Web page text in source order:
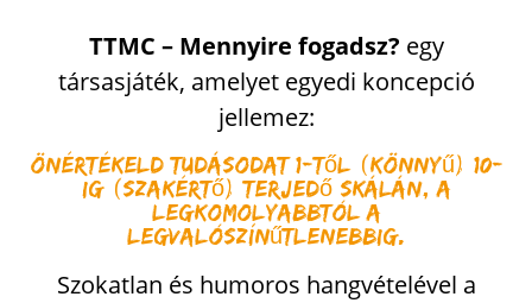
TTMC – Mennyire fogadsz? egy
társasjáték, amelyet egyedi koncepció
jellemez:
Önértékeld tudásodat 1-től (könnyű) 10-
ig (szakértő) terjedő skálán, a
legkomolyabbtól a
legvalószínűtlenebbig.
Szokatlan és humoros hangvételével a